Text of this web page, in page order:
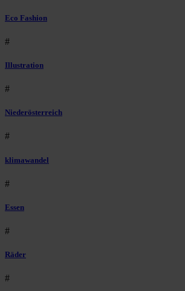
Eco Fashion
#
Illustration
#
Niederösterreich
#
klimawandel
#
Essen
#
Räder
#